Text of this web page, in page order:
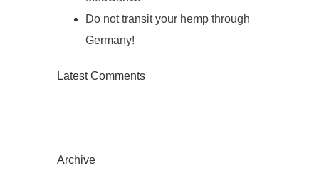
Do not transit your hemp through
Germany!
Latest Comments
Archive